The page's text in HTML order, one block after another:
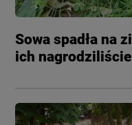
Sowa spadła na
ich nagrodziliście